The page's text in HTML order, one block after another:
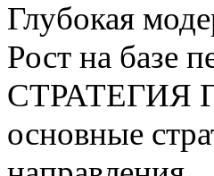
Глубокая
Рост на базе
СТРАТЕГИЯ
основные